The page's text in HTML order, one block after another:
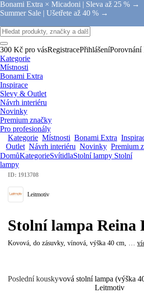
Bonami Extra × Micadoni | Sleva až 25 % →
Summer Sale | Ušetřete až 40 % →
300 Kč pro vásRegistracePřihlášeníPorovnání
Kategorie
Místnosti
Bonami Extra
Inspirace
Slevy & Outlet
Návrh interiéru
Novinky
Premium značky
Pro profesionály
Kategorie Místnosti Bonami Extra
Outlet Návrh interiéru Novinky Premium
DomůKategorieSvítidlaStolní lampy Stolní
lampy
Poslední kousky
ID: 1913708
Leitmotiv
Stolní lampa Reina
Kovová, do zásuvky, vínová, výška 40 cm, …